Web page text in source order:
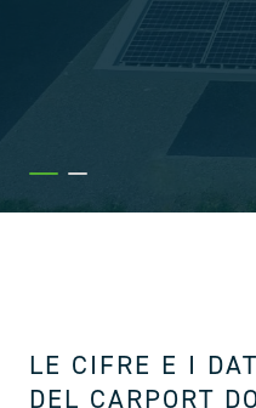
Visualizza il
LE CIFRE E I
DEL CARPORT